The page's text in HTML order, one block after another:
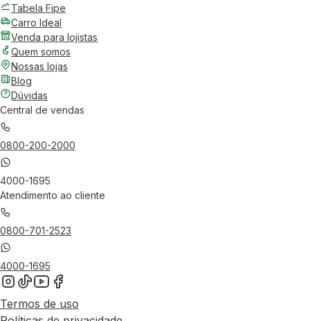
Tabela Fipe
Carro Ideal
Venda para lojistas
Quem somos
Nossas lojas
Blog
Dúvidas
Central de vendas
0800-200-2000
4000-1695
Atendimento ao cliente
0800-701-2523
4000-1695
Termos de uso